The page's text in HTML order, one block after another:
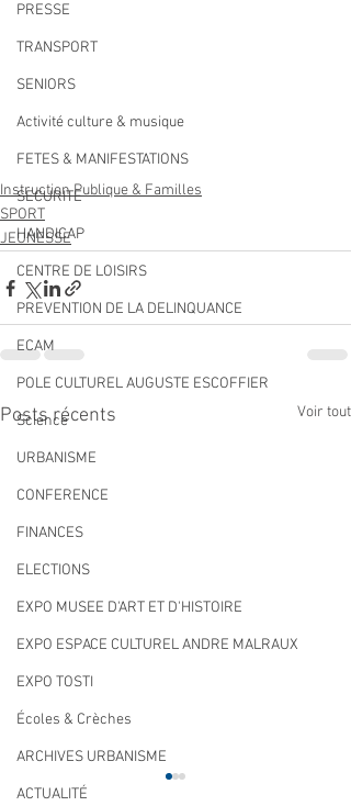
PRESSE
TRANSPORT
SENIORS
Activité culture & musique
FETES & MANIFESTATIONS
SECURITE
HANDICAP
CENTRE DE LOISIRS
PREVENTION DE LA DELINQUANCE
ECAM
POLE CULTUREL AUGUSTE ESCOFFIER
Science
URBANISME
CONFERENCE
FINANCES
ELECTIONS
EXPO MUSEE D'ART ET D'HISTOIRE
EXPO ESPACE CULTUREL ANDRE MALRAUX
EXPO TOSTI
Écoles & Crèches
ARCHIVES URBANISME
ACTUALITÉ
Instruction Publique & Familles
SPORT
JEUNESSE
Posts récents Voir tout